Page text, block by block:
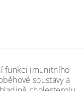
funkci imunitního
soustavy a